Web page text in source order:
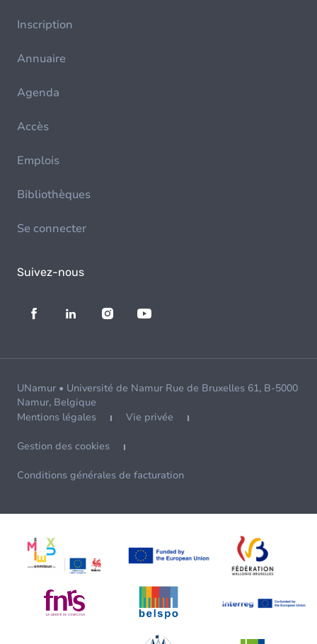
Inscription
Annuaire
Agenda
Accès
Emplois
Bibliothèques
Se connecter
Suivez-nous
UNamur • Université de Namur Rue de Bruxelles 61, B-5000
Namur, Belgique
Mentions légales
Vie privée
Gestion des cookies
Conditions générales de facturation